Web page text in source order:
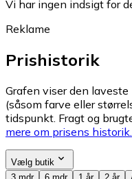
Vi har ingen indsigt for
Reklame
Prishistorik
Grafen viser den
(såsom farve eller
tidspunkt. Fragt og
mere om prisens historik.
Vælg butik